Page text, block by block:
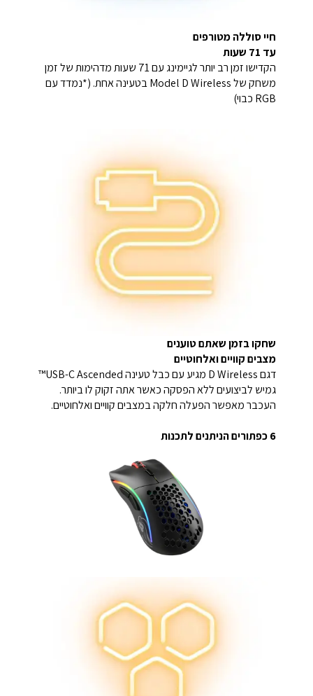
חיי סוללה מטורפים
עד 71 שעות
הקדישו זמן רב יותר לגיימינג עם 71 שעות מדהימות של זמן
משחק של Model D Wireless בטעינה אחת. (*נמדד עם
RGB כבוי)
שחקו בזמן שאתם טוענים
מצבים קוויים ואלחוטיים
דגם D Wireless מגיע עם כבל טעינה USB-C Ascended™
גמיש לביצועים ללא הפסקה כאשר אתה זקוק לו ביותר.
העכבר מאפשר הפעלה חלקה במצבים קוויים ואלחוטיים.
6 כפתורים הניתנים לתכנות